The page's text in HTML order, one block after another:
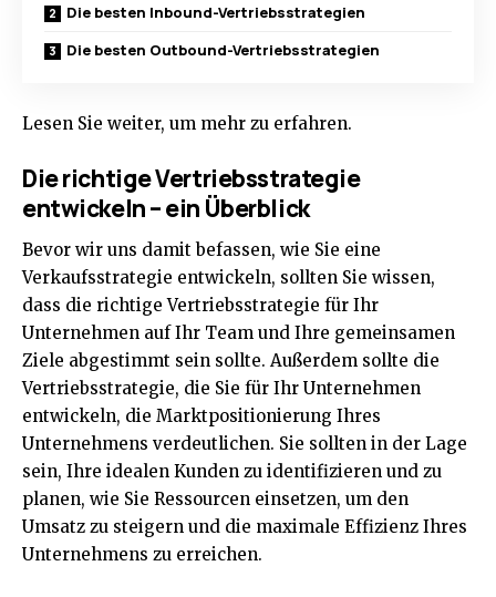
Die besten Inbound-Vertriebsstrategien
Die besten Outbound-Vertriebsstrategien
Lesen Sie weiter, um mehr zu erfahren.
Die richtige Vertriebsstrategie
entwickeln – ein Überblick
Bevor wir uns damit befassen, wie Sie eine
Verkaufsstrategie entwickeln, sollten Sie wissen,
dass die richtige Vertriebsstrategie für Ihr
Unternehmen auf Ihr Team und Ihre gemeinsamen
Ziele abgestimmt sein sollte. Außerdem sollte die
Vertriebsstrategie, die Sie für Ihr Unternehmen
entwickeln, die Marktpositionierung Ihres
Unternehmens verdeutlichen. Sie sollten in der Lage
sein, Ihre idealen Kunden zu identifizieren und zu
planen, wie Sie Ressourcen einsetzen, um den
Umsatz zu steigern und die maximale Effizienz Ihres
Unternehmens zu erreichen.